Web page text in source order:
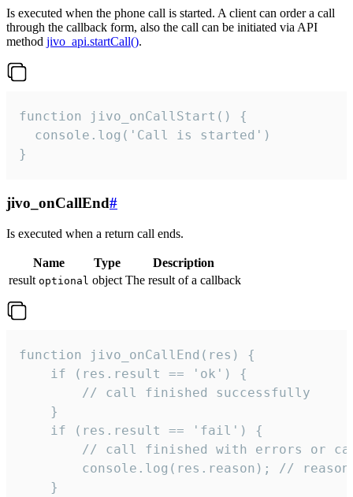
Is executed when the phone call is started. A client can order a call
through the callback form, also the call can be initiated via API
method jivo_api.startCall().
function jivo_onCallStart() {
  console.log('Call is started')
}
jivo_onCallEnd#
Is executed when a return call ends.
Name Type
Description
result optional object The result of a callback
function jivo_onCallEnd(res) {
    if (res.result == 'ok') {
        // call finished successfully
    }
    if (res.result == 'fail') {
// call finished with errors or
console.log(res.reason); //
    }